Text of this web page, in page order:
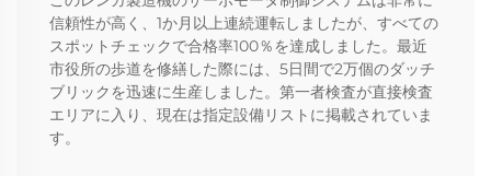
信頼性が高く、1か月以上連続運転しましたが、すべての
スポットチェックで合格率100％を達成しました。最近
市役所の歩道を修繕した際には、5日間で2万個のダッチ
ブリックを迅速に生産しました。第一者検査が直接検査
エリアに入り、現在は指定設備リストに掲載されていま
す。